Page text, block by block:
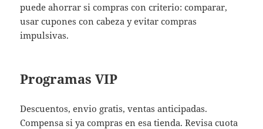
puede ahorrar si compras con criterio: comparar,
usar cupones con cabeza y evitar compras
impulsivas.
Programas VIP
Descuentos, envio gratis, ventas anticipadas.
Compensa si ya compras en esa tienda. Revisa cuota